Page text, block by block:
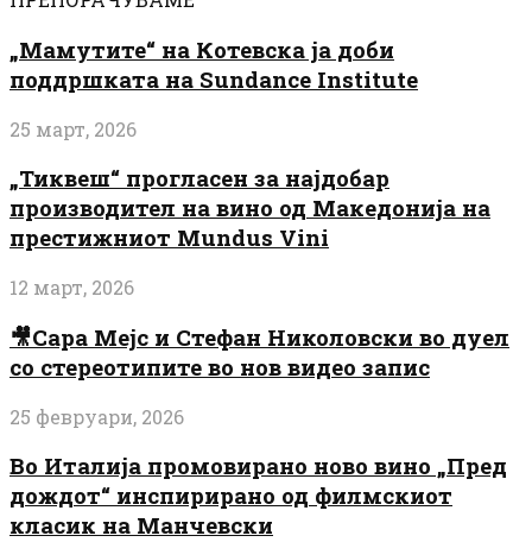
„Мамутите“ на Котевска ја доби
поддршката на Sundance Institute
25 март, 2026
„Тиквеш“ прогласен за најдобар
производител на вино од Македонија на
престижниот Mundus Vini
12 март, 2026
🎥Сара Мејс и Стефан Николовски во дуел
со стереотипите во нов видео запис
25 февруари, 2026
Во Италија промовирано ново вино „Пред
дождот“ инспирирано од филмскиот
класик на Манчевски